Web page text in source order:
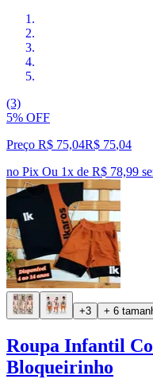
(3)
5% OFF
Preço R$ 75,04R$ 75,04
no Pix Ou 1x de R$ 78,99
+3 + 6
Roupa Infantil
Bloqueirinho